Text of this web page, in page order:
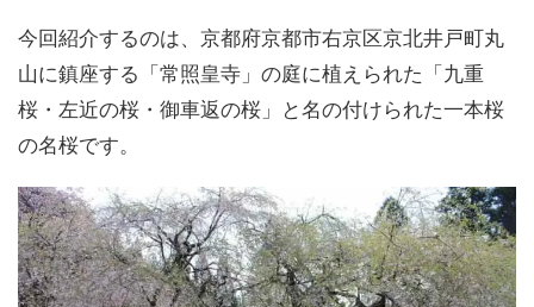
今回紹介するのは、京都府京都市右京区京北井戸町丸
山に鎮座する「常照皇寺」の庭に植えられた「九重
桜・左近の桜・御車返の桜」と名の付けられた一本桜
の名桜です。